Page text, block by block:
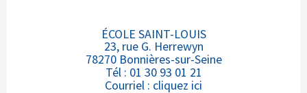
ÉCOLE SAINT-LOUIS
23, rue G. Herrewyn
78270 Bonnières-sur-Seine
Tél : 01 30 93 01 21
Courriel : cliquez ici